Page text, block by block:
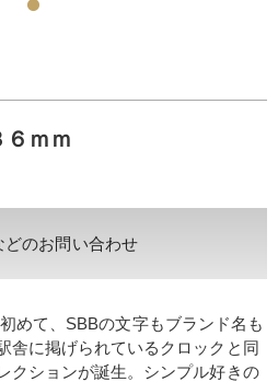
ｍｍ
どのお問い合わせ
めて、SBBの文字もブランド名も
舎に掲げられているクロックと同
クションが誕生。シンプル好きの